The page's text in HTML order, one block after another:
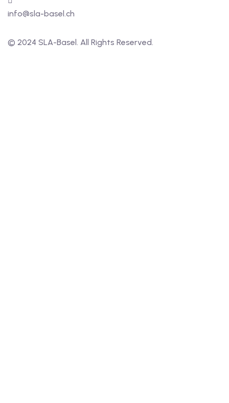
info@sla-basel.ch
© 2024 SLA-Basel. All Rights Reserved.​